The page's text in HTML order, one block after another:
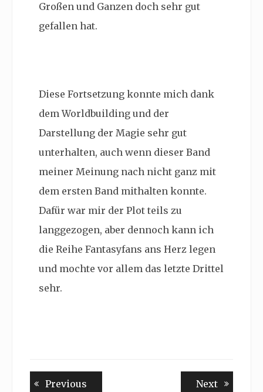
Großen und Ganzen doch sehr gut
gefallen hat.
Diese Fortsetzung konnte mich dank
dem Worldbuilding und der
Darstellung der Magie sehr gut
unterhalten, auch wenn dieser Band
meiner Meinung nach nicht ganz mit
dem ersten Band mithalten konnte.
Dafür war mir der Plot teils zu
langgezogen, aber dennoch kann ich
die Reihe Fantasyfans ans Herz legen
und mochte vor allem das letzte Drittel
sehr.
Beitragsnavigation
Previous NextNext